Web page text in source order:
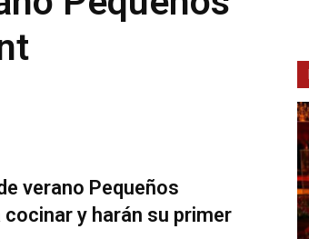
verano Pequeños
y harán su primer